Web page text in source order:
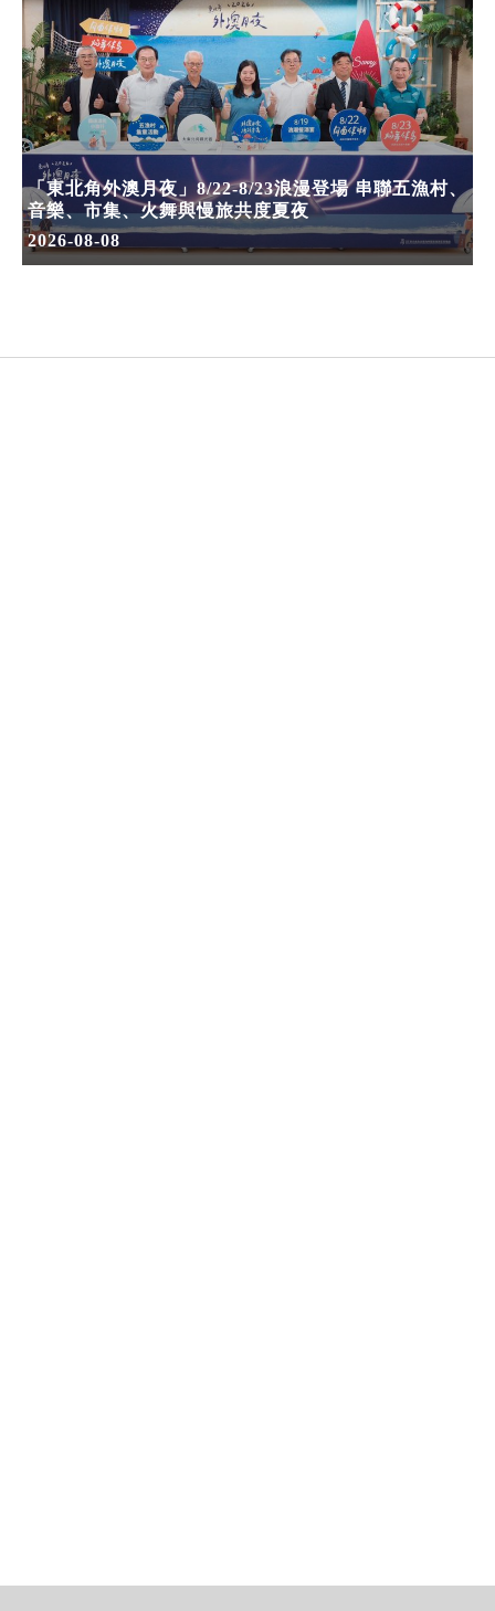
「東北角外澳月夜」8/22-8/23浪漫登場 串聯五漁村、
音樂、市集、火舞與慢旅共度夏夜
2026-08-08